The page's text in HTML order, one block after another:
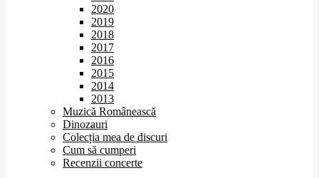
2020
2019
2018
2017
2016
2015
2014
2013
Muzică Românească
Dinozauri
Colecția mea de discuri
Cum să cumperi
Recenzii concerte